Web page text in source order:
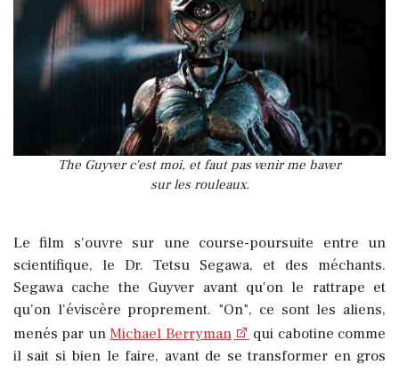
The Guyver c'est moi, et faut pas venir me baver
sur les rouleaux.
Le film s'ouvre sur une course-poursuite entre un
scientifique, le Dr. Tetsu Segawa, et des méchants.
Segawa cache the Guyver avant qu'on le rattrape et
qu'on l'éviscère proprement. "On", ce sont les aliens,
menés par unMichael Berryman
qui cabotine comme
il sait si bien le faire, avant de se transformer en gros